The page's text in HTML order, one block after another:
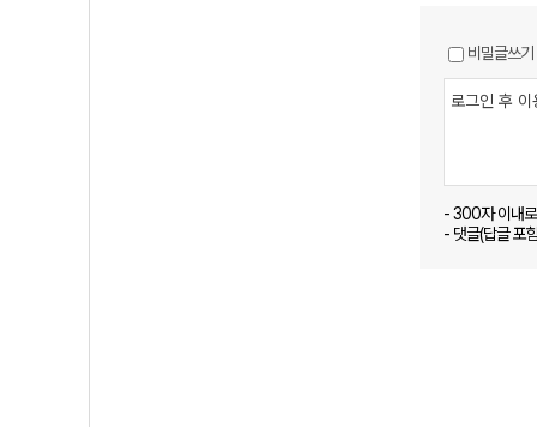
비밀글쓰기
- 300자 이내
- 댓글(답글 포